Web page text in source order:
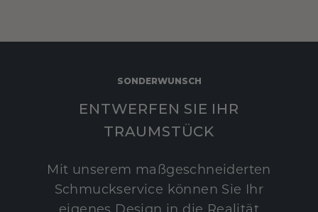
SONDERWUNSCH
ENTWERFEN SIE IHR
TRAUMSTÜCK
Mit unserem maßgeschneiderten
Schmuckservice können Sie Ihr
eigenes Design in die Realität